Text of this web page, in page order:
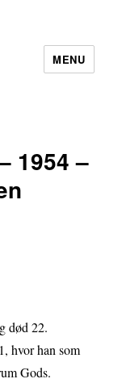
MENU
1954 –
død 22.
hvor han som
Gods.